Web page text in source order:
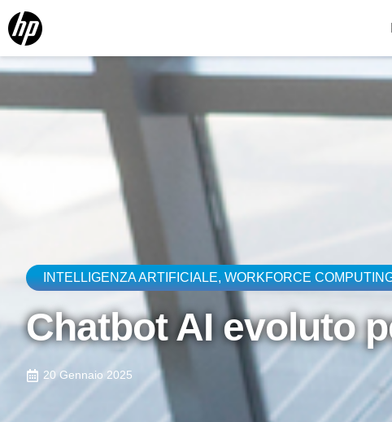
INTELLIGENZA ARTIFICIALE,WORKFORCE
Chatbot AI evoluto
20 Gennaio 2025